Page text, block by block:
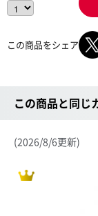
この商品をシェア
この商品と同じ
(2026/8/6更新)